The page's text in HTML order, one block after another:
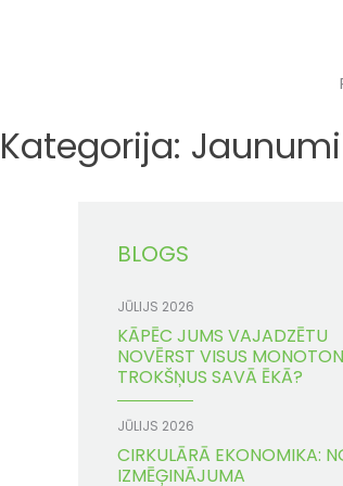
Kategorija: Jaunumi
BLOGS
JŪLIJS 2026
KĀPĒC JUMS VAJADZĒTU
NOVĒRST VISUS
TROKŠŅUS SAVĀ ĒKĀ?
JŪLIJS 2026
CIRKULĀRĀ EKONOMIKA:
IZMĒĢINĀJUMA